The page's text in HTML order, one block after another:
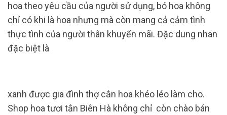
hoa theo yêu cầu của người sử dụng, bó hoa không
chỉ có khi là hoa nhưng mà còn mang cả cảm tình
thực tình của người thân khuyến mãi. Đặc dung nhan
đặc biệt là
xanh được gia đình thợ cắn hoa khéo léo làm cho.
Shop hoa tươi tắn Biên Hà không chỉ còn chào bán